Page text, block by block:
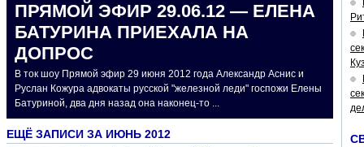
ПРЯМОЙ ЭФИР 29.06.12 — ЕЛЕНА
БАТУРИНА ПРИЕХАЛА НА
ДОПРОС
В ток шоу Прямой эфир 29 июня 2012 года Александр Аснис и
Руслан Кожура адвокаты русской "железной леди" госпожи Елены
Батуриной, два дня назад она наконец-то ...
ЕЩЁ ЗАПИСИ ЗА ИЮНЬ 2012